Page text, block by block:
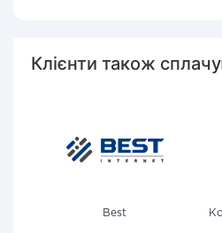
Клієнти також
Best